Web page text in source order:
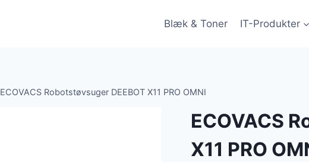
Blæk & Toner IT-Produkter
ECOVACS Robotstøvsuger DEEBOT X11 PRO OMNI
ECOVACS
X11 PRO